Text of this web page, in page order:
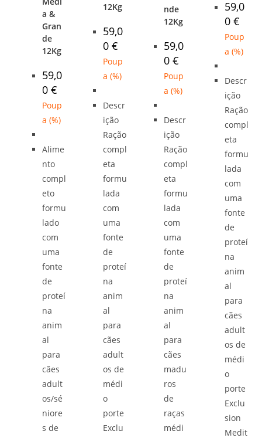
a &
Gran
de
12Kg
59,0
0€
Poup
a(%)
Alime
nto
compl
eto
formu
lado
com
uma
fonte
de
proteí
na
anim
al
para
cães
adult
os/sé
niore
s de
12Kg
59,0
0€
Poup
a(%)
Descr
ição
Ração
compl
eta
formu
lada
com
uma
fonte
de
proteí
na
anim
al
para
cães
adult
os de
médi
o
porte
Exclu
nde
12Kg
59,0
0€
Poup
a(%)
Descr
ição
Ração
compl
eta
formu
lada
com
uma
fonte
de
proteí
na
anim
al
para
cães
madu
ros
de
raças
médi
59,0
0€
Poup
a(%)
Descr
ição
Ração
compl
eta
formu
lada
com
uma
fonte
de
proteí
na
anim
al
para
cães
adult
os de
médi
o
porte
Exclu
sion
Medit